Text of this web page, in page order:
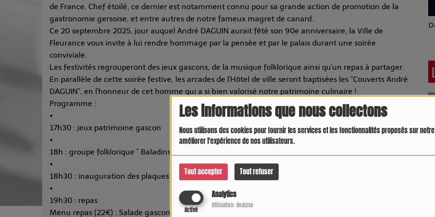
Les informations que nous collectons
Nous utilisons des cookies pour fournir les services et les fonctionnalités proposés sur
améliorer l'expérience de nos utilisateurs.
Tout accepter Tout refuser
Analytics
Activé
Utilisation: Analyse
de France. Chef étoilé, ce dernier est notamment connu pour sa grande action de promotion de la
gastronomie gersoise, et entre autres de notre fameux magret de canard.
Ce 20 septembre 2025, jour auquel André DAGUIN aurait fêté son 90e anniversaire, la Ville de
Fleurance vous invite à lui rendre hommage par la pensée et par le palais durant une soirée
conviviale.
Les festivités regrouperont des jeux gascons, de la musique folklorique ainsi qu'un repas à partager.
En parallèle de cette soirée festive, les arcades de l'Hôtel de ville seront baptisées les "Couverts André
DAGUIN", en l'honneur de cet homme qui a si bien valorisé notre patrimoine culinaire !
Programme :
•
17h30 : jeux patrimoine gascon
•
18h : groupe folklorique " Baladins Gersois "
•
18h30 : inauguration des plaques "Couverts André DAGUIN"
•
19h30 : repas
Menu repas (22€) : Salade gasconne / Magret grillé sauce foie gras, frites / Fromage / Croustade
Latino América